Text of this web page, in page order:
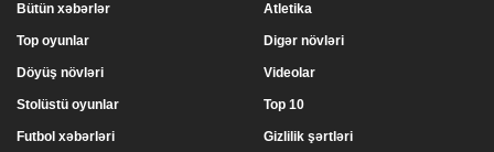
Bütün xəbərlər
Top oyunlar
Döyüş növləri
Stolüstü oyunlar
Atletika
Digər növləri
Videolar
Top 10
Futbol xəbərləri Gizlilik şərtləri